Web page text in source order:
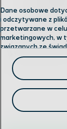
dalsza
będzie
* opłata za
której
Dane osobowe
i odczytywane z
przetwarzane w
marketingowych, w
związanych ze
gospodarczej, w
wykrywania i
obowiązków
Twoich danych jest
Przysługuje Ci
ograniczenia